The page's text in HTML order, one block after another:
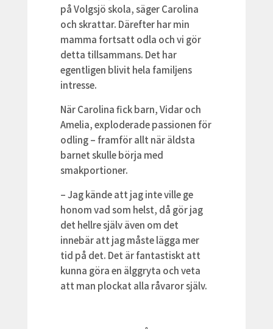
på Volgsjö skola, säger Carolina
och skrattar. Därefter har min
mamma fortsatt odla och vi gör
detta tillsammans. Det har
egentligen blivit hela familjens
intresse.
När Carolina fick barn, Vidar och
Amelia, exploderade passionen för
odling – framför allt när äldsta
barnet skulle börja med
smakportioner.
– Jag kände att jag inte ville ge
honom vad som helst, då gör jag
det hellre själv även om det
innebär att jag måste lägga mer
tid på det. Det är fantastiskt att
kunna göra en älggryta och veta
att man plockat alla råvaror själv.